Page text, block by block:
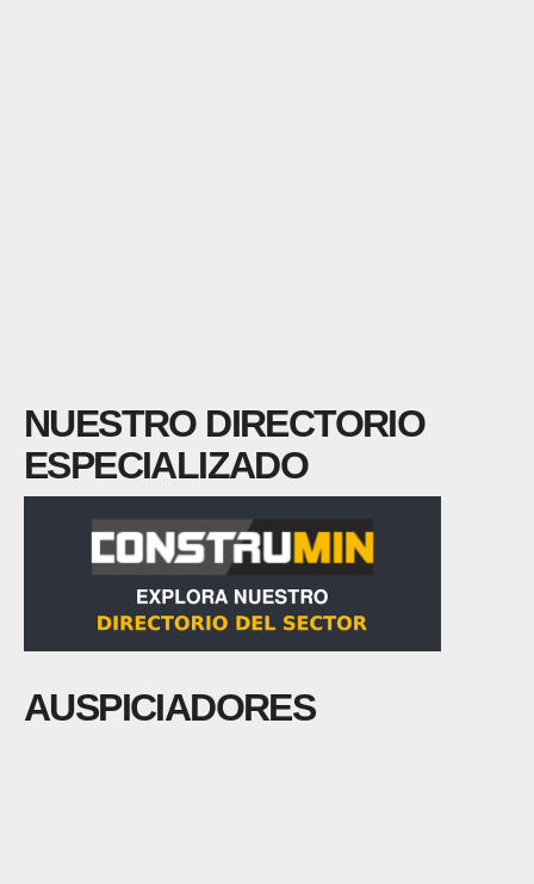
NUESTRO DIRECTORIO
ESPECIALIZADO
AUSPICIADORES